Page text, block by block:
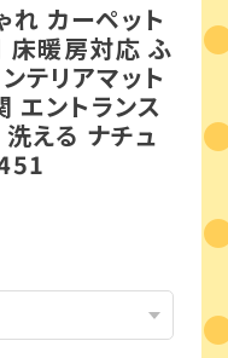
れ カーペット
床暖房対応 ふ
テリアマット
エントランス
える ナチュ